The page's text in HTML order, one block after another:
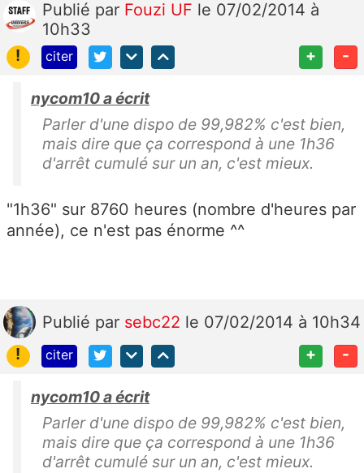
Publié par Fouzi UF le 07/02/2014 à
10h33
!
citer + -
nycom10 a écrit
Parler d'une dispo de 99,982% c'est bien,
mais dire que ça correspond à une 1h36
d'arrêt cumulé sur un an, c'est mieux.
"1h36" sur 8760 heures (nombre d'heures par
année), ce n'est pas énorme ^^
Publié par sebc22 le 07/02/2014 à 10h34
!
citer + -
nycom10 a écrit
Parler d'une dispo de 99,982% c'est bien,
mais dire que ça correspond à une 1h36
d'arrêt cumulé sur un an, c'est mieux.